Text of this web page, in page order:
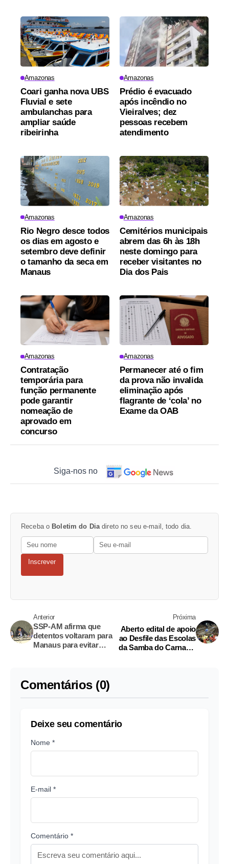
Amazonas
Coari ganha nova UBS
Fluvial e sete
ambulanchas para
ampliar saúde
ribeirinha
Amazonas
Prédio é evacuado
após incêndio no
Vieiralves; dez
pessoas recebem
atendimento
Amazonas
Rio Negro desce todos
os dias em agosto e
setembro deve definir
o tamanho da seca em
Manaus
Amazonas
Cemitérios municipais
abrem das 6h às 18h
neste domingo para
receber visitantes no
Dia dos Pais
Amazonas
Contratação
temporária para
função permanente
pode garantir
nomeação de
aprovado em
concurso
Amazonas
Permanecer até o fim
da prova não invalida
eliminação após
flagrante de ‘cola’ no
Exame da OAB
Siga-nos no
Receba o Boletim do Diadireto no seu e-mail, todo dia.
Inscrever
Anterior
SSP-AM afirma que
detentos voltaram para
Manaus para evitar
Próxima
Aberto edital de apoio
ao Desfile das Escolas
da Samba do Carnaval
Comentários (0)
Deixe seu comentário
Nome *
E-mail *
Comentário *